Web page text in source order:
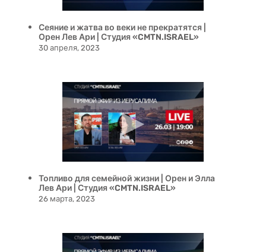
Сеяние и жатва во веки не прекратятся |
Орен Лев Ари | Студия «CMTN.ISRAEL»
30 апреля, 2023
Топливо для семейной жизни | Орен и Элла
Лев Ари | Студия «CMTN.ISRAEL»
26 марта, 2023